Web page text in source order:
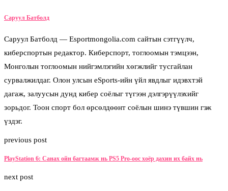
Саруул Батболд
Саруул Батболд — Esportmongolia.com сайтын сэтгүүлч,
киберспортын редактор. Киберспорт, тоглоомын тэмцээн,
Монголын тоглоомын нийгэмлэгийн хөгжлийг тусгайлан
сурвалжилдаг. Олон улсын eSports-ийн үйл явдлыг идэвхтэй
дагаж, залуусын дунд кибер соёлыг түгээн дэлгэрүүлэхийг
зорьдог. Тоон спорт бол өрсөлдөөнт соёлын шинэ түвшин гэж
үздэг.
previous post
PlayStation 6: Санах ойн багтаамж нь PS5 Pro-оос хоёр дахин их байх нь
next post